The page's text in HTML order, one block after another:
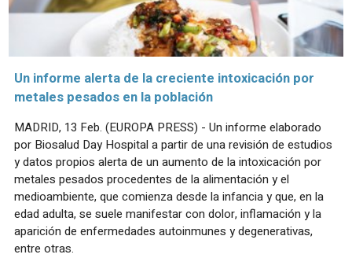
Un informe alerta de la creciente intoxicación por
metales pesados en la población
MADRID, 13 Feb. (EUROPA PRESS) - Un informe elaborado
por Biosalud Day Hospital a partir de una revisión de estudios
y datos propios alerta de un aumento de la intoxicación por
metales pesados procedentes de la alimentación y el
medioambiente, que comienza desde la infancia y que, en la
edad adulta, se suele manifestar con dolor, inflamación y la
aparición de enfermedades autoinmunes y degenerativas,
entre otras.